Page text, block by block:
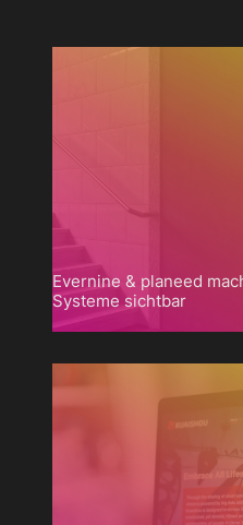
Evernine & planeed
Systeme sichtbar